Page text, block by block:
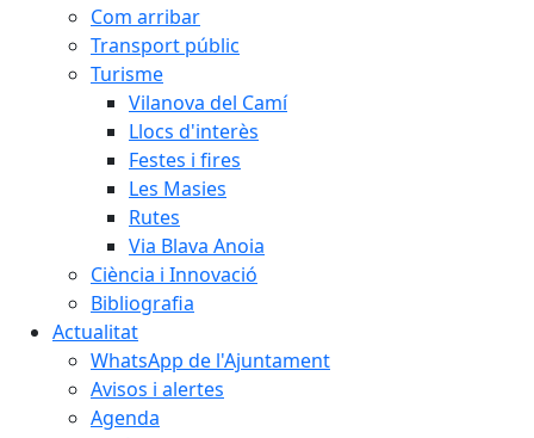
Com arribar
Transport públic
Turisme
Vilanova del Camí
Llocs d'interès
Festes i fires
Les Masies
Rutes
Via Blava Anoia
Ciència i Innovació
Bibliografia
Actualitat
WhatsApp de l'Ajuntament
Avisos i alertes
Agenda